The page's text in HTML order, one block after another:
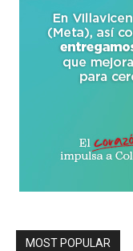
MOST POPULAR